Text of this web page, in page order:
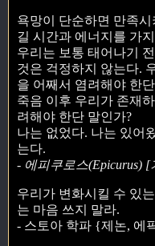
욕망이 단순하면 만족
길 시간과 에너지를 가
우리는 보통 태어나기
것은 걱정하지 않는다.
을 어째서 염려해야 한
죽음 이후 우리가 존재
려해야 한단 말인가?
나는 없었다. 나는 있어
는다.
- 에피쿠로스(Epicurus)
우리가 변화시킬 수 있
는 마음 쓰지 말라.
- 스토아 학파 {제논, 에